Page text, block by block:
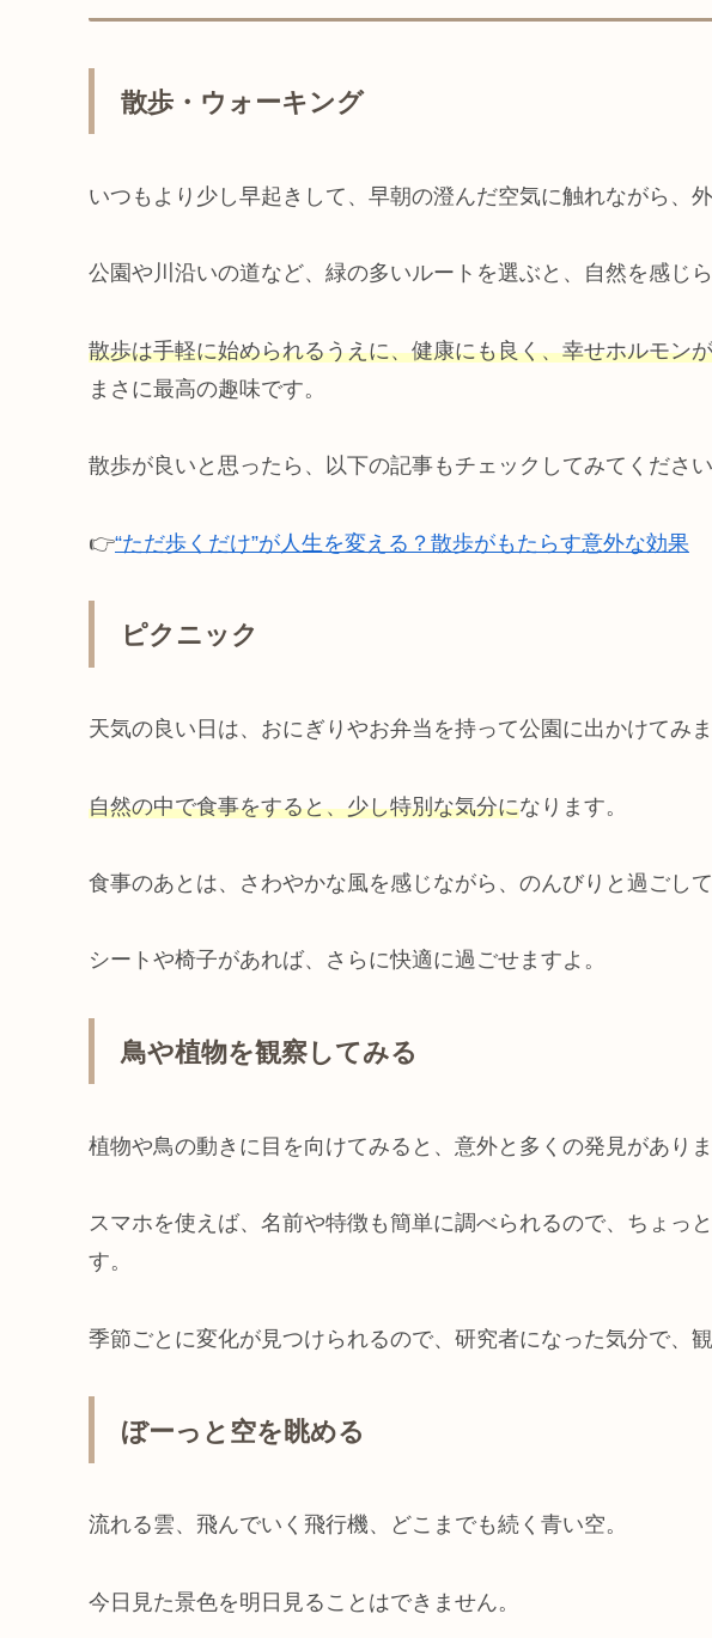
散歩・ウォーキング
いつもより少し早起きして、早朝の澄んだ空気に触れながら、
公園や川沿いの道など、緑の多いルートを選ぶと、自然を感じら
散歩は手軽に始められるうえに、健康にも良く、幸せホルモン
まさに最高の趣味です。
散歩が良いと思ったら、以下の記事もチェックしてみてください
👉“ただ歩くだけ”が人生を変える？散歩がもたらす意外な効果
ピクニック
天気の良い日は、おにぎりやお弁当を持って公園に出かけてみま
自然の中で食事をすると、少し特別な気分になります。
食事のあとは、さわやかな風を感じながら、のんびりと過ごして
シートや椅子があれば、さらに快適に過ごせますよ。
鳥や植物を観察してみる
植物や鳥の動きに目を向けてみると、意外と多くの発見がありま
スマホを使えば、名前や特徴も簡単に調べられるので、ちょっ
す。
季節ごとに変化が見つけられるので、研究者になった気分で、
ぼーっと空を眺める
流れる雲、飛んでいく飛行機、どこまでも続く青い空。
今日見た景色を明日見ることはできません。